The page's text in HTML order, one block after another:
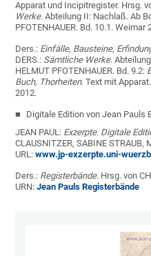
Apparat und Incipitregister. Hrsg.
Werke. Abteilung II: Nachlaß. Ab
PFOTENHAUER. Bd. 10.1. Weimar
Ders.: Einfälle, Bausteine,
DERS.: Sämtliche Werke.
HELMUT PFOTENHAUER. Bd. 9.2:
Buch, Thorheiten. Text mit
2012.
Digitale Edition von Jean Pauls
JEAN PAUL: Exzerpte. Digitale
CLAUSNITZER, SABINE STRAUB,
URL:www.jp-exzerpte.uni-
Ders.: Registerbände. Hrsg. von
URN:Jean Pauls Registerbände